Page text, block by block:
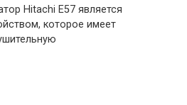
Hitachi E57 является
которое имеет